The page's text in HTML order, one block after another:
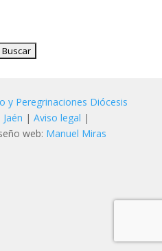
y Peregrinaciones Diócesis
| Aviso legal |
web: Manuel Miras